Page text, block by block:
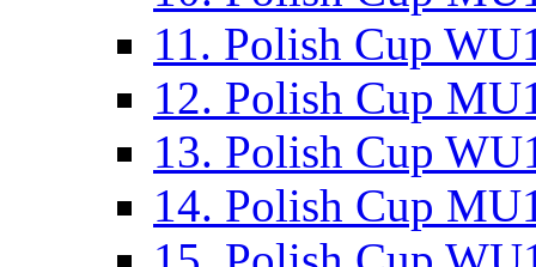
11. Polish Cup
12. Polish Cup
13. Polish Cup
14. Polish Cup